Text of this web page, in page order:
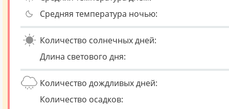
Средняя температура ночью:
Количество солнечных дней:
Длина светового дня:
Количество дождливых дней:
Количество осадков: